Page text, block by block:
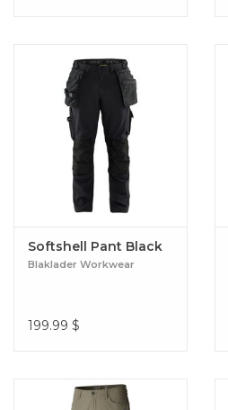
Softshell Pant Black
Blaklader Workwear
199.99 $